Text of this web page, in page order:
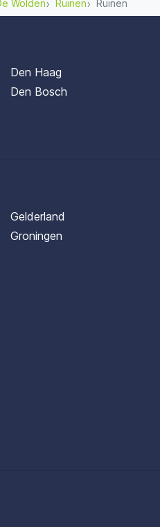
Wolden Ruinen Ruinen
Den Haag
Den Bosch
Gelderland
Groningen